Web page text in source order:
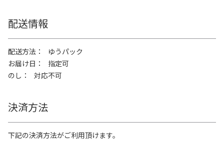
配送情報
配送方法
ゆうパック
お届け日
指定可
のし
対応不可
決済方法
下記の決済方法がご利用頂けます。